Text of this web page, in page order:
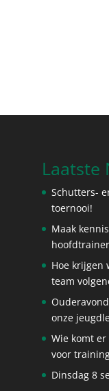
Laatste
Schutters-
toernooi!
Maak
Hoe krijgen
team
onze
Wie komt
voor
Dinsdag 8